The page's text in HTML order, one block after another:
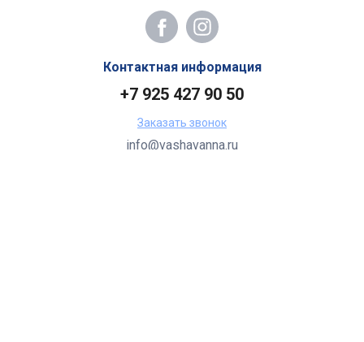
Контактная информация
+7 925 427 90 50
Заказать звонок
info@vashavanna.ru